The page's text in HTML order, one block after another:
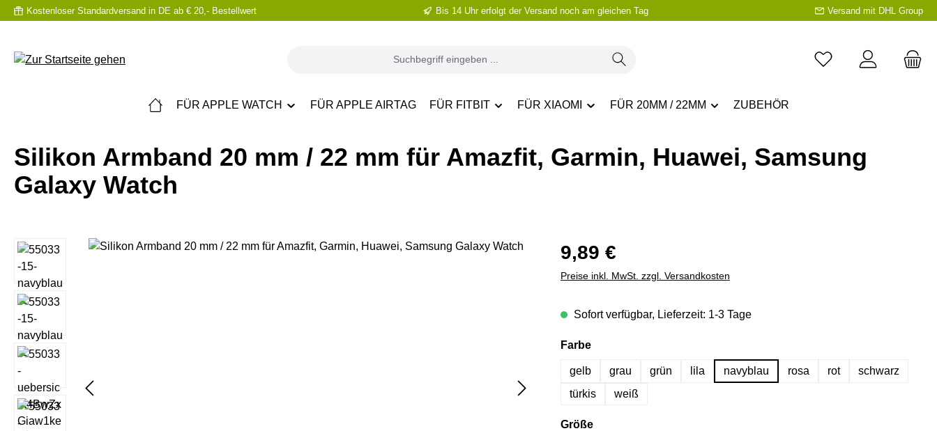
Hauptinhalt springen
Zur Suche springen
Zur Hauptnavigation springen
Kostenloser Standardversand in DE ab € 20,- Bestellwert Bis 14 Uhr erfolgt der Versand noch am gleichen Tag Versand mit DHL Group
FÜR APPLE WATCH FÜR APPLE AIRTAG FÜR FITBIT FÜR XIAOMI FÜR 20MM / 22MM ZUBEHÖR
Silikon Armband 20 mm / 22 mm für Amazfit, Garmin, Huawei, Samsung
Galaxy Watch
Bildergalerie überspringen Regulärer Preis:
9,89 €
Preise inkl. MwSt. zzgl. Versandkosten
Sofort verfügbar, Lieferzeit: 1-3 Tage
Farbeauswählen
gelb grau grün lila navyblau rosa rot
schwarz
türkis
weiß
Größeauswählen